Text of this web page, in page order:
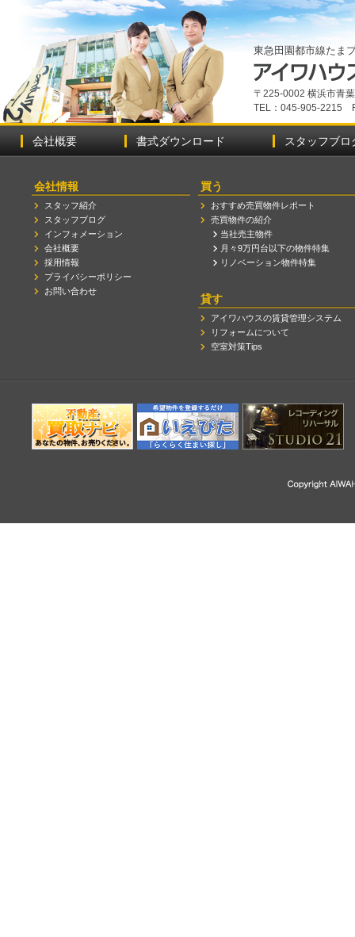
東急田園都市線たま
〒225-0002 横浜市青
TEL：045-905-2215
会社概要 書式ダウンロード スタッフブロ
会社情報
スタッフ紹介
スタッフブログ
インフォメーション
会社概要
採用情報
プライバシーポリシー
お問い合わせ
買う
おすすめ売買物件レポート
売買物件の紹介
当社売主物件
月々9万円台以下の物件特集
リノベーション物件特集
貸す
アイワハウスの賃貸管理システム
リフォームについて
空室対策Tips